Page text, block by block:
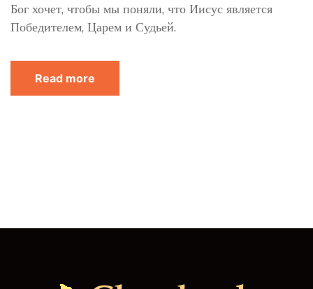
Бог хочет, чтобы мы поняли, что Иисус является
Победителем, Царем и Судьей.
Read more